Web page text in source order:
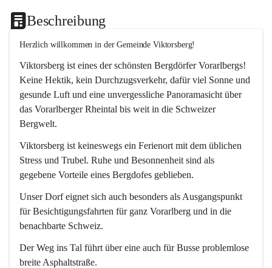
Beschreibung
Herzlich willkommen in der Gemeinde Viktorsberg!
Viktorsberg ist eines der schönsten Bergdörfer Vorarlbergs!
Keine Hektik, kein Durchzugsverkehr, dafür viel Sonne und
gesunde Luft und eine unvergessliche Panoramasicht über
das Vorarlberger Rheintal bis weit in die Schweizer
Bergwelt.
Viktorsberg ist keineswegs ein Ferienort mit dem üblichen
Stress und Trubel. Ruhe und Besonnenheit sind als
gegebene Vorteile eines Bergdofes geblieben.
Unser Dorf eignet sich auch besonders als Ausgangspunkt
für Besichtigungsfahrten für ganz Vorarlberg und in die
benachbarte Schweiz.
Der Weg ins Tal führt über eine auch für Busse problemlose
breite Asphaltstraße.